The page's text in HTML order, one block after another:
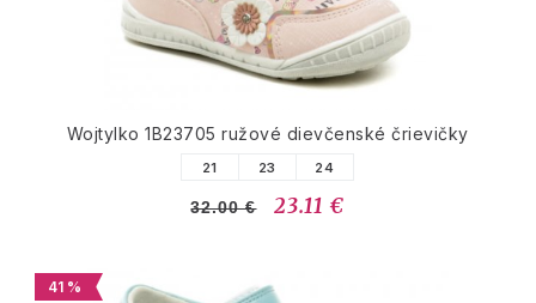
Wojtylko 1B23705 ružové dievčenské črievičky
21 23 24
32.00 € 23.11 €
41 %